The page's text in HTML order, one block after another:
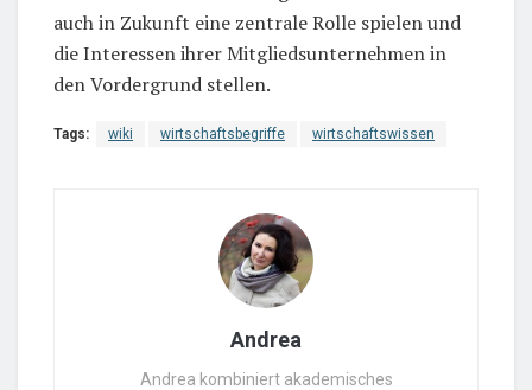
auch in Zukunft eine zentrale Rolle spielen und
die Interessen ihrer Mitgliedsunternehmen in
den Vordergrund stellen.
Tags: wiki wirtschaftsbegriffe wirtschaftswissen
Andrea
Andrea kombiniert akademisches